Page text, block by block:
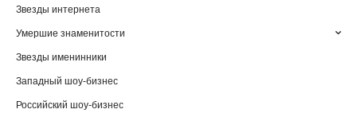
Звезды интернета
Умершие знаменитости
Звезды именинники
Западный шоу-бизнес
Российский шоу-бизнес